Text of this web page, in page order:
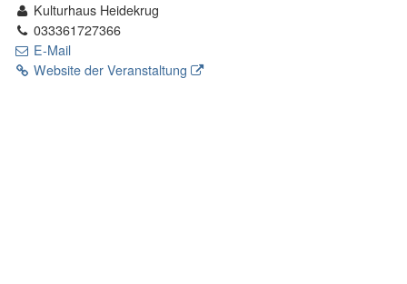
Kulturhaus Heidekrug
033361727366
E-Mail
Website der Veranstaltung